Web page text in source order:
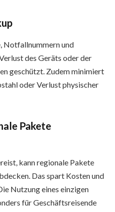
Notfallnummern und
des Geräts oder der
geschützt. Zudem minimiert
oder Verlust physischer
Pakete
kann regionale Pakete
Das spart Kosten und
Nutzung eines einzigen
für Geschäftsreisende